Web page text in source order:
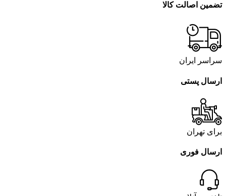
تضمین اصالت کالا
سراسر ایران
ارسال پستی
برای تهران
ارسال فوری